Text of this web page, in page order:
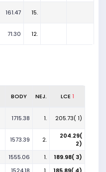
161.47 15.
71.30 12.
BODY NEJ. LCE 1
1715.38 1. 205.73( 1)
1573.39 2.
204.29(
2)
1555.06 1.
189.98( 3)